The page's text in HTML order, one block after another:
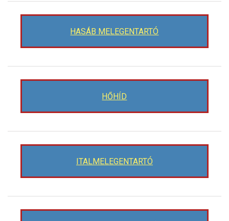
HASÁB MELEGENTARTÓ
HŐHÍD
ITALMELEGENTARTÓ